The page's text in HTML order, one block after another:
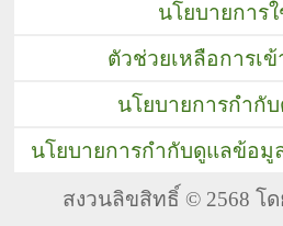
สงวนลิขสิทธิ์ © 2568 โ
นโยบายการ
ตัวช่วยเหลือการเข้
นโยบายการกำกั
นโยบายการกำกับดูแลข้อมูล